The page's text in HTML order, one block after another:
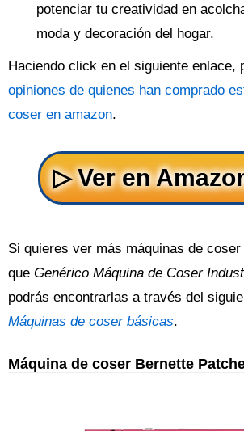
potenciar tu creatividad en
moda y decoración del hogar.
Haciendo click en el siguiente enlace,
opiniones de quienes han comprado
coser en amazon.
Si quieres ver más máquinas de
que Genérico Máquina de Coser
podrás encontrarlas a través del
Máquinas de coser básicas.
Máquina de coser Bernette